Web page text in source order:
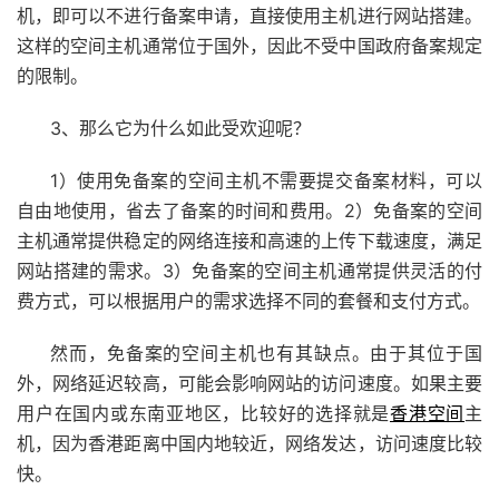
机，即可以不进行备案申请，直接使用主机进行网站搭建。
这样的空间主机通常位于国外，因此不受中国政府备案规定
的限制。
3、那么它为什么如此受欢迎呢？
1）使用免备案的空间主机不需要提交备案材料，可以
自由地使用，省去了备案的时间和费用。2）免备案的空间
主机通常提供稳定的网络连接和高速的上传下载速度，满足
网站搭建的需求。3）免备案的空间主机通常提供灵活的付
费方式，可以根据用户的需求选择不同的套餐和支付方式。
然而，免备案的空间主机也有其缺点。由于其位于国
外，网络延迟较高，可能会影响网站的访问速度。如果主要
用户在国内或东南亚地区，比较好的选择就是香港空间主
机，因为香港距离中国内地较近，网络发达，访问速度比较
快。